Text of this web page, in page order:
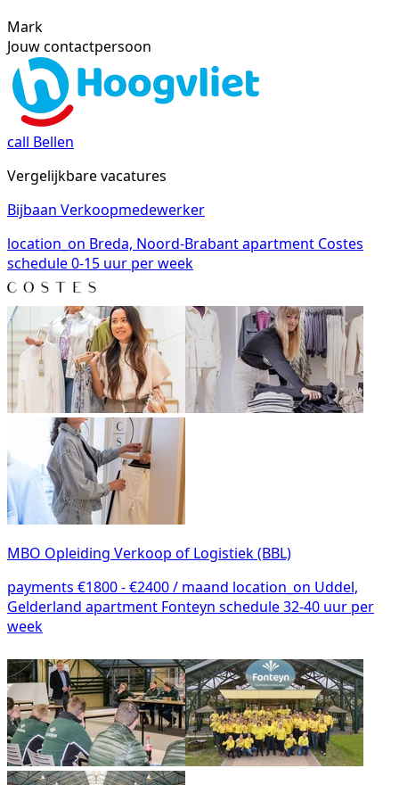
Mark
Jouw contactpersoon
call Bellen
Vergelijkbare vacatures
Bijbaan Verkoopmedewerker
location_on Breda, Noord-Brabantapartment Costes
schedule0-15 uur per week
MBO Opleiding Verkoop of Logistiek (BBL)
payments €1800 - €2400 / maand location_on Uddel,
Gelderland apartment Fonteyn schedule32-40 uur per
week